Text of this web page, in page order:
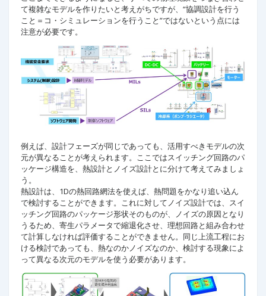
て複雑なモデルを作りたいと考えがちですが、“協調設計を行う
こと＝コ・シミュレーションを行うこと”ではないという点には
注意が必要です。
例えば、設計フェーズが同じであっても、活用すべきモデルの次
元が異なることが考えられます。ここではスイッチング回路のパ
ッケージ構造を、熱設計とノイズ設計とに分けて考えてみましょ
う。
熱設計は、1Dの熱回路網法を使えば、熱問題をかなり追い込ん
で検討することができます。これに対してノイズ設計では、スイ
ッチング回路のパッケージ形状そのものが、ノイズの原因となり
うるため、寄生パラメータで縮退化させ、理想回路と組み合わせ
て計算しなければ評価することができません。同じ上流工程にお
ける検討であっても、熱なのかノイズなのか、検討する現象によ
って異なる次元のモデルを使う必要があります。